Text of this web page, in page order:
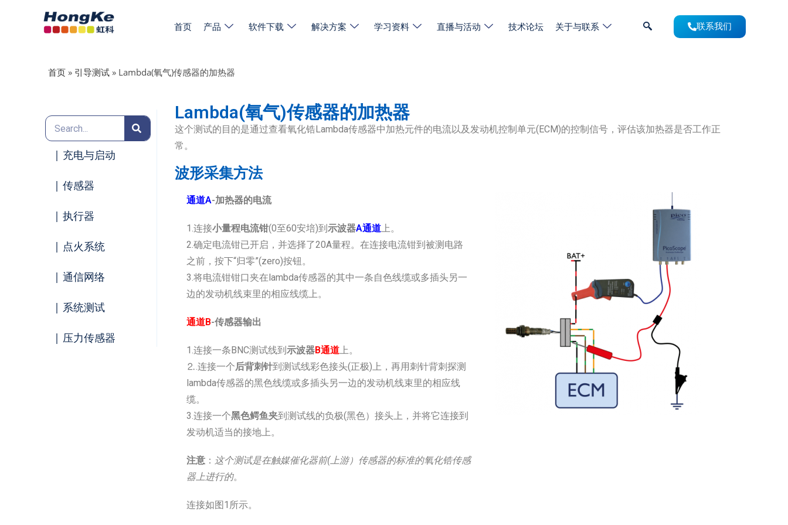
首页 产品 软件下载 解决方案 学习资料 直播与活动 技术论坛 关于与联系 联系我们
首页 » 引导测试 » Lambda(氧气)传感器的加热器
| 充电与启动
| 传感器
| 执行器
| 点火系统
| 通信网络
| 系统测试
| 压力传感器
Lambda(氧气)传感器的加热器
这个测试的目的是通过查看氧化锆Lambda传感器中加热元件的电流以及发动机控制单元(ECM)的控制信号，评估该加热器是否工作正
常。
波形采集方法
通道A-加热器的电流
1.连接小量程电流钳(0至60安培)到示波器A通道上。
2.确定电流钳已开启，并选择了20A量程。在连接电流钳到被测电路
之前，按下“归零”(zero)按钮。
3.将电流钳钳口夹在lambda传感器的其中一条自色线缆或多插头另一
边的发动机线束里的相应线缆上。
通道B-传感器输出
1.连接一条BNC测试线到示波器B通道上。
⒉.连接一个后背刺针到测试线彩色接头(正极)上，再用刺针背刺探测
lambda传感器的黑色线缆或多插头另一边的发动机线束里的相应线
缆。
3.连接一个黑色鳄鱼夹到测试线的负极(黑色）接头上，并将它连接到
发动机适当的接地上。
注意： 这个测试是在触媒催化器前(上游）传感器的标准的氧化锆传感
器上进行的。
连接如图1所示。